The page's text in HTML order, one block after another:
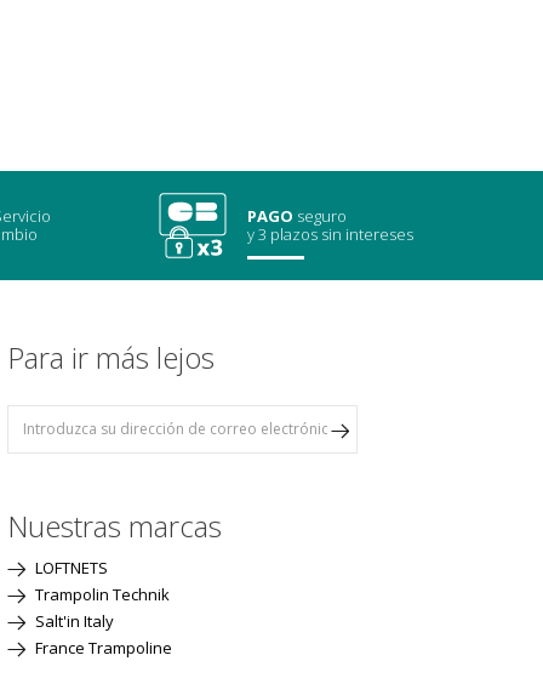
PAGO seguro
y 3 plazos sin intereses
Para ir más lejos
Nuestras marcas
LOFTNETS
Trampolin Technik
Salt'in Italy
France Trampoline